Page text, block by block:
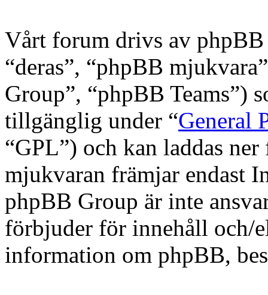
Vårt forum drivs av phpBB
“deras”, “phpBB
Group”, “phpBB Teams”)
tillgänglig under “General
“GPL”) och kan laddas
mjukvaran främjar endast
phpBB Group är inte
förbjuder för innehåll och/
information om phpBB,